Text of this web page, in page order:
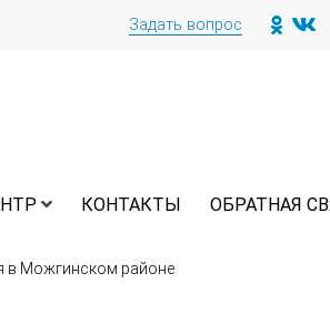
Задать вопрос
КОНТАКТЫ ОБРАТНАЯ
в Можгинском районе